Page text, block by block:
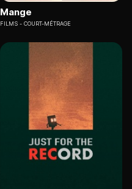
Mange
FILMS COURT-MÉTRAGE